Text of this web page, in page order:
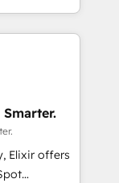
creative
HubSpot
with clear
Joy, Grit,
Elixir Solutions - Your business. Smarter.
Elixir offers